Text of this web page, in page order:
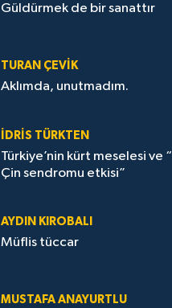
Güldürmek de bir sanattır
TURAN ÇEVİK
Aklımda, unutmadım.
İDRİS TÜRKTEN
Türkiye’nin kürt meselesi ve “
Çin sendromu etkisi”
AYDIN KIROBALI
Müflis tüccar
MUSTAFA ANAYURTLU